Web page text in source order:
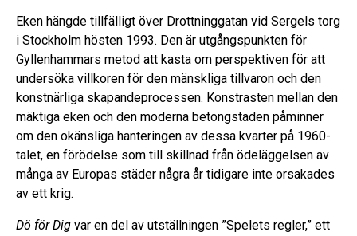
Eken hängde tillfälligt över Drottninggatan vid Sergels torg
i Stockholm hösten 1993. Den är utgångspunkten för
Gyllenhammars metod att kasta om perspektiven för att
undersöka villkoren för den mänskliga tillvaron och den
konstnärliga skapandeprocessen. Konstrasten mellan den
mäktiga eken och den moderna betongstaden påminner
om den okänsliga hanteringen av dessa kvarter på 1960-
talet, en förödelse som till skillnad från ödeläggelsen av
många av Europas städer några år tidigare inte orsakades
av ett krig.
Dö för Dig var en del av utställningen ”Spelets regler,” ett